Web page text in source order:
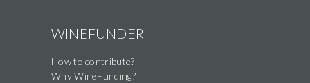
WINEFUNDER
How to contribute?
Why WineFunding?